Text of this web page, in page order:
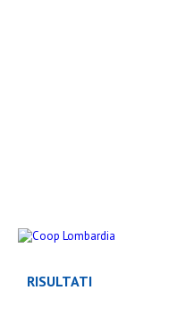
RISULTATI